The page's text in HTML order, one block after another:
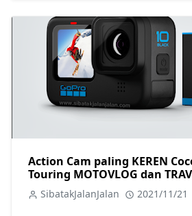
Action Cam paling KEREN
Touring MOTOVLOG dan
SibatakJalanJalan 2021/11/21